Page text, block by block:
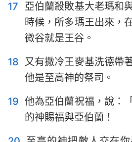
43
44 45 46
50
17
亞伯蘭殺敗基大老瑪和
時候，所多瑪王出來，
微谷就是王谷。
18 又有撒冷王麥基洗德帶
他是至高神的祭司。
19 他為亞伯蘭祝福，說：
的神賜福與亞伯蘭！